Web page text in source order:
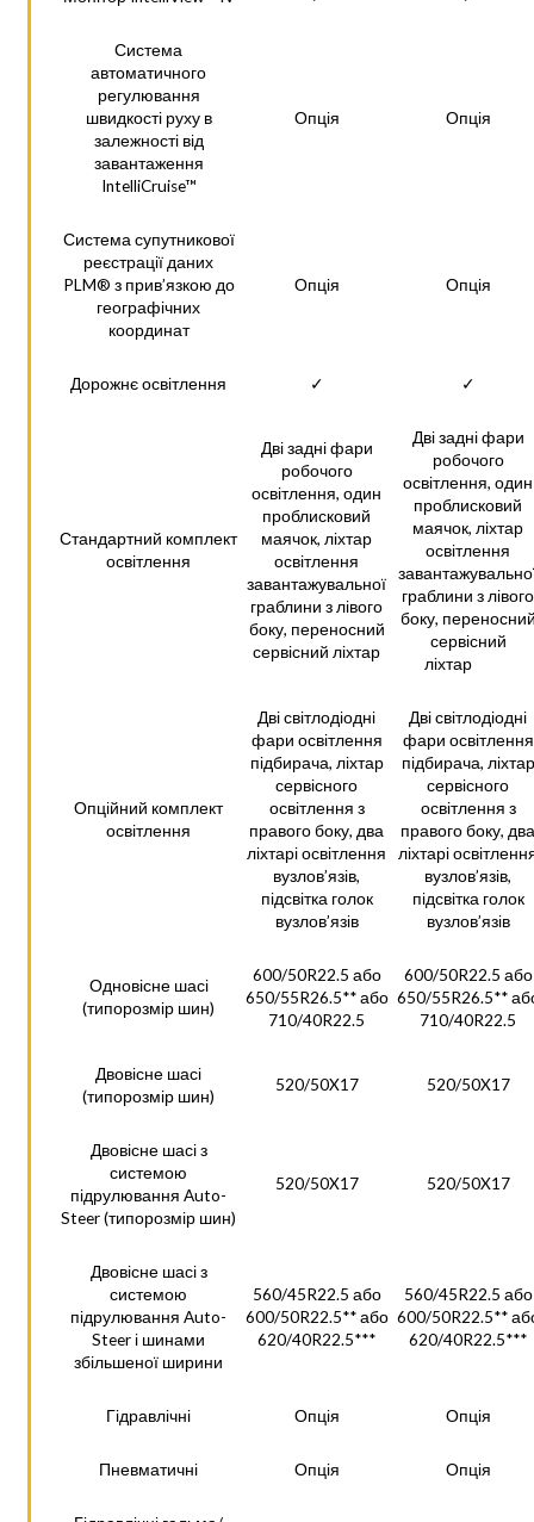
Система
автоматичного
регулювання
швидкості руху в
залежності від
завантаження
IntelliCruise™
Опція Опція
Система супутникової
реєстрації даних
PLM® з прив’язкою до
географічних
координат
Опція Опція
Дорожнє освітлення ✓ ✓
Стандартний комплект
освітлення
Дві задні фари
робочого
освітлення, один
проблисковий
маячок, ліхтар
освітлення
завантажувальної
граблини з лівого
боку, переносний
сервісний ліхтар
Дві задні фари
робочого
освітлення, один
проблисковий
маячок, ліхтар
освітлення
граблини з лівого
боку,
сервісний
ліхтар
Опційний комплект
освітлення
Дві світлодіодні
фари освітлення
підбирача, ліхтар
сервісного
освітлення з
правого боку, два
ліхтарі освітлення
вузлов’язів,
підсвітка голок
вузлов’язів
Дві світлодіодні
фари освітлення
підбирача, ліхтар
сервісного
освітлення з
правого боку, два
ліхтарі
вузлов’язів,
підсвітка голок
вузлов’язів
Одновісне шасі
(типорозмір шин)
600/50R22.5 або
650/55R26.5** або
710/40R22.5
600/50R22.5 або
650/55R26.5**
710/40R22.5
Двовісне шасі
(типорозмір шин)
520/50X17 520/50X17
Двовісне шасі з
системою
підрулювання Auto-
Steer (типорозмір шин)
520/50X17 520/50X17
Двовісне шасі з
системою
підрулювання Auto-
Steer і шинами
збільшеної ширини
560/45R22.5 або
600/50R22.5** або
620/40R22.5***
560/45R22.5 або
600/50R22.5**
620/40R22.5***
Гідравлічні Опція Опція
Пневматичні Опція Опція